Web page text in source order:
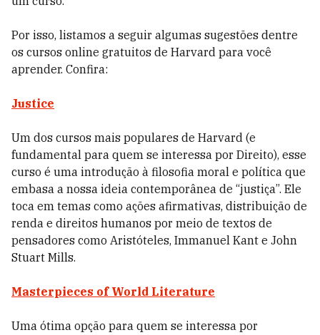
Por isso, listamos a seguir algumas sugestões dentre
os cursos online gratuitos de Harvard para você
aprender. Confira:
Justice
Um dos cursos mais populares de Harvard (e
fundamental para quem se interessa por Direito), esse
curso é uma introdução à filosofia moral e política que
embasa a nossa ideia contemporânea de “justiça”. Ele
toca em temas como ações afirmativas, distribuição de
renda e direitos humanos por meio de textos de
pensadores como Aristóteles, Immanuel Kant e John
Stuart Mills.
Masterpieces of World Literature
Uma ótima opção para quem se interessa por